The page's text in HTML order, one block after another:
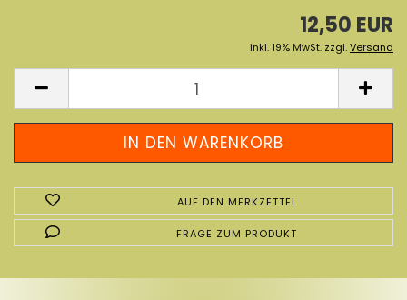
12,50 EUR
inkl. 19% MwSt. zzgl.Versand
AUF DEN MERKZETTEL
FRAGE ZUM PRODUKT